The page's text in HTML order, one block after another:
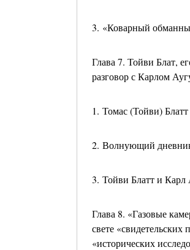
3. «Коварный
Глава 7. Тойви Блат,
разговор с Карлом
1. Томас (Тойви) Блатт
2. Волнующий
3. Тойви Блатт и Карл
Глава 8. «Газовые
свете «свидетельских
«исторических